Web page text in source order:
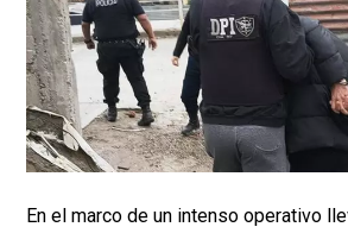
En el marco de un intenso operativo